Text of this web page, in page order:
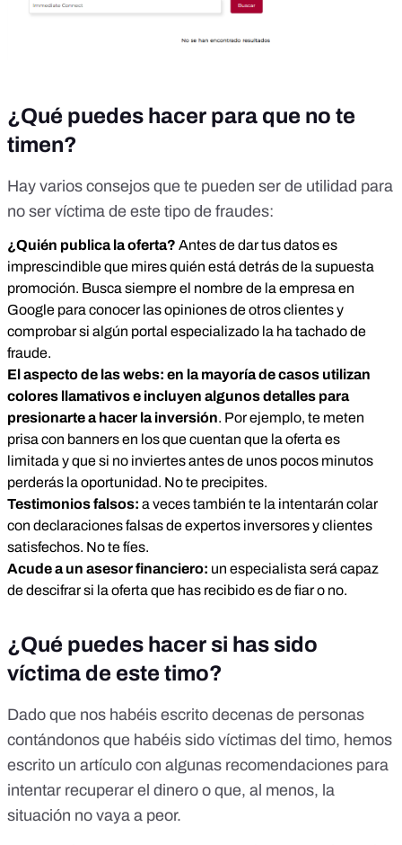
¿Qué puedes hacer para que no te
timen?
Hay varios consejos que te pueden ser de utilidad para
no ser víctima de este tipo de fraudes:
¿Quién publica la oferta? Antes de dar tus datos es
imprescindible que mires quién está detrás de la supuesta
promoción. Busca siempre el nombre de la empresa en
Google para conocer las opiniones de otros clientes y
comprobar si algún portal especializado la ha tachado de
fraude.
El aspecto de las webs: en la mayoría de casos utilizan
colores llamativos e incluyen algunos detalles para
presionarte a hacer la inversión. Por ejemplo, te meten
prisa con banners en los que cuentan que la oferta es
limitada y que si no inviertes antes de unos pocos minutos
perderás la oportunidad. No te precipites.
Testimonios falsos: a veces también te la intentarán colar
con declaraciones falsas de expertos inversores y clientes
satisfechos. No te fíes.
Acude a un asesor financiero: un especialista será capaz
de descifrar si la oferta que has recibido es de fiar o no.
¿Qué puedes hacer si has sido
víctima de este timo?
Dado que nos habéis escrito decenas de personas
contándonos que habéis sido víctimas del timo, hemos
escrito un artículo con algunas recomendaciones para
intentar recuperar el dinero o que, al menos, la
situación no vaya a peor.